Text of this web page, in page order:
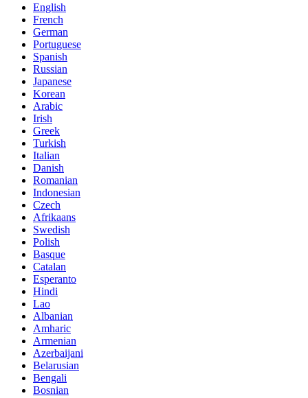
English
French
German
Portuguese
Spanish
Russian
Japanese
Korean
Arabic
Irish
Greek
Turkish
Italian
Danish
Romanian
Indonesian
Czech
Afrikaans
Swedish
Polish
Basque
Catalan
Esperanto
Hindi
Lao
Albanian
Amharic
Armenian
Azerbaijani
Belarusian
Bengali
Bosnian